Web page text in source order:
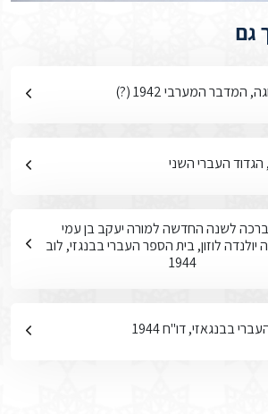
גם
המדבר המערבי 1942 (?)
הגדוד העברי השני
ברכה לשנה החדשה למורה יעקב בן עמי
לוזון, בית הספר העברי בבנגזי, לוב
1944
בבנגאזי, דו"ח 1944